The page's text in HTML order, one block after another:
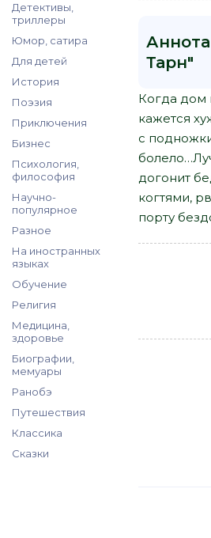
Детективы,
триллеры
Юмор, сатира
Для детей
История
Поэзия
Приключения
Бизнес
Психология,
философия
Научно-
популярное
Разное
На иностранных
языках
Обучение
Религия
Медицина,
здоровье
Биографии,
мемуары
Ранобэ
Путешествия
Классика
Сказки
Тарн"
Когда дом
кажется
с
догонит
когтями,
порту